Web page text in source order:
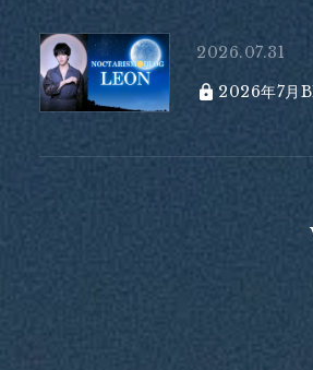
2026.07.31
2026年7月